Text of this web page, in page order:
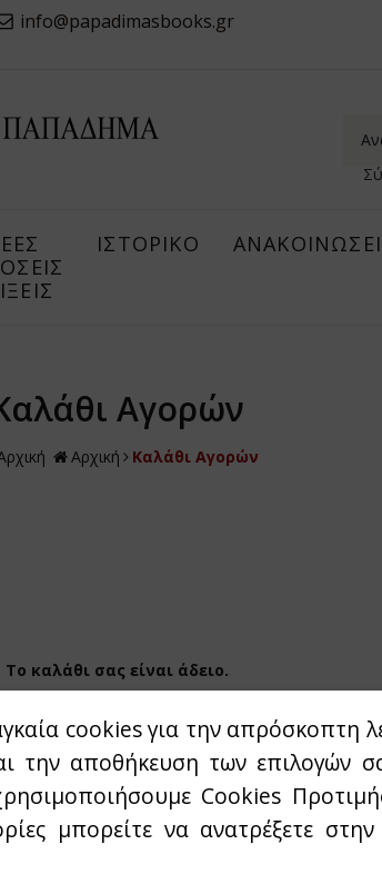
info@papadimasbooks.gr
ΙΣΤΟΡΙΚΟ
Αγορών
Αρχική Καλάθι Αγορών
Το καλάθι σας είναι άδειο.
cookies για την απρόσκοπτη
την αποθήκευση των επιλογών
Cookies
μπορείτε να ανατρέξετε στην